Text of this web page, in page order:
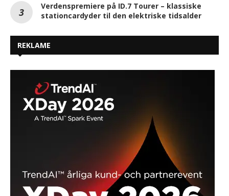
Verdenspremiere på ID.7 Tourer – klassiske
stationcardyder til den elektriske tidsalder
REKLAME